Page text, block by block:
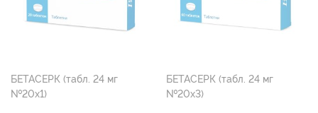
БЕТАСЕРК (табл. 24 мг
№20х1)
БЕТАСЕРК (табл. 24 мг
№20х3)